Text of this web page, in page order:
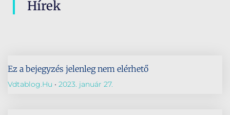
Hírek
Ez a bejegyzés jelenleg nem elérhető
Vdtablog.hu 2023. január 27.